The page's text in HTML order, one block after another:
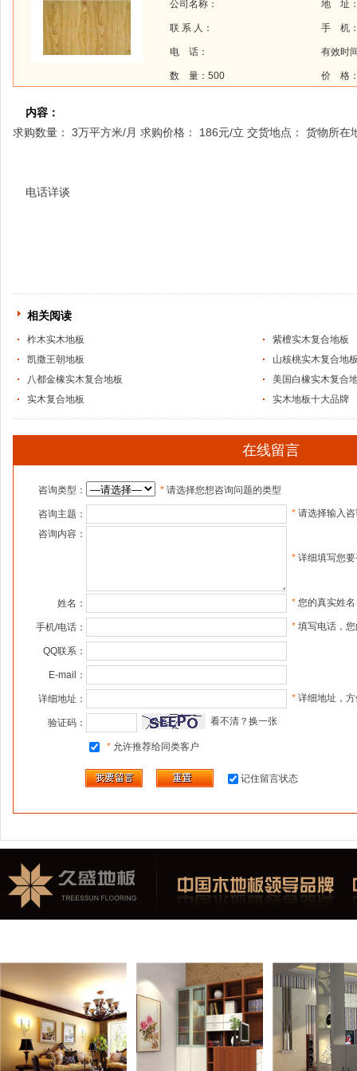
公司名称： 地 址
联 系 人： 手 机
电 话： 有效时
数 量：500 价 格
内容：
求购数量： 3万平方米/月 求购价格： 186元/立 交货地点： 货物所在
电话详谈
相关阅读
柞木实木地板
紫檀实木复合地板
凯撒王朝地板
山核桃实木复合地
八都金橡实木复合地板
美国白橡实木复合
实木复合地板
实木地板十大品牌
在线留言
咨询类型： * 请选择您想咨询问题的类型
咨询主题： * 请选择输入
咨询内容：
* 详细填写您
姓名： * 您的真实姓
手机/电话： * 填写电话，
QQ联系：
E-mail：
详细地址： * 详细地址，
验证码： 看不清？换一张
* 允许推荐给同类客户
记住留言状态